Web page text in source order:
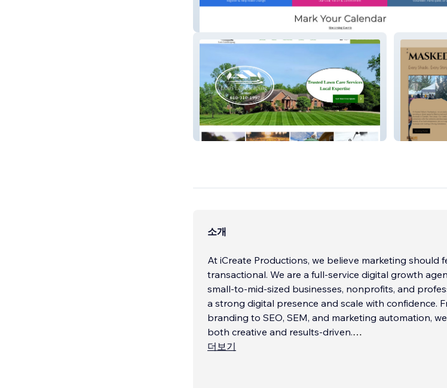
Delaware County Black Caucus (DCBC)
Lou's Landscaping Services Masked
소개
At iCreate Productions, we believe marketing should
transactional. We are a full-service digital growth
small-to-mid-sized businesses, nonprofits, and
a strong digital presence and scale with confidence.
branding to SEO, SEM, and marketing automation,
both creative and results-driven.
더보기